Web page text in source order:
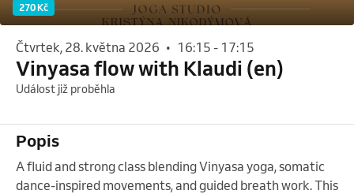
270 Kč
čtvrtek, 28. května 2026 • 16:15 - 17:15
Vinyasa flow with Klaudi (en)
Událost již proběhla
Popis
A fluid and strong class blending Vinyasa yoga, somatic
dance-inspired movements, and guided breath work. This